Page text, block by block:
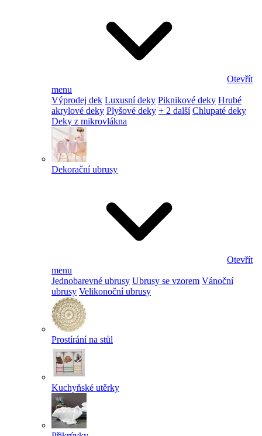
Otevřít
menu
Výprodej dek Luxusní deky Piknikové deky Hrubé
akrylové deky Plyšové deky + 2 další Chlupaté deky
Deky z mikrovlákna
Dekorační ubrusy
Otevřít
menu
Jednobarevné ubrusy Ubrusy se vzorem Vánoční
ubrusy Velikonoční ubrusy
Prostírání na stůl
Kuchyňské utěrky